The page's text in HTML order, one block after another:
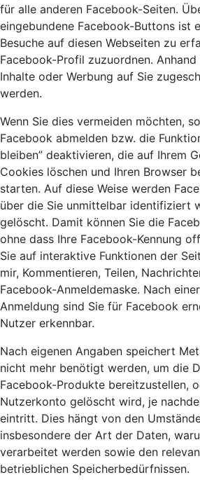
für alle anderen Facebook-Seiten.
eingebundene Facebook-Buttons ist
Besuche auf diesen Webseiten zu
Facebook-Profil zuzuordnen.
Inhalte oder Werbung auf Sie
werden.
Wenn Sie dies vermeiden möchten,
Facebook abmelden bzw. die
bleiben” deaktivieren, die auf Ihrem
Cookies löschen und Ihren Browser
starten. Auf diese Weise werden
über die Sie unmittelbar identifiziert
gelöscht. Damit können Sie die
ohne dass Ihre Facebook-Kennung
Sie auf interaktive Funktionen der
mir, Kommentieren, Teilen,
Facebook-Anmeldemaske. Nach
Anmeldung sind Sie für Facebook
Nutzer erkennbar.
Nach eigenen Angaben speichert
nicht mehr benötigt werden, um die
Facebook-Produkte bereitzustellen,
Nutzerkonto gelöscht wird, je
eintritt. Dies hängt von den
insbesondere der Art der Daten,
verarbeitet werden sowie den
betrieblichen Speicherbedürfnissen.